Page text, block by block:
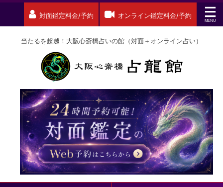
対面鑑定料金/予約 オンライン鑑定料金/予約
当たるを超越！大阪心斎橋占いの館（対面＋オンライン占い）